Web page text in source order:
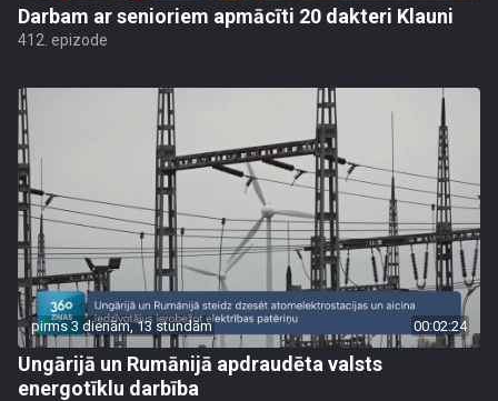
Darbam ar senioriem apmācīti 20 dakteri Klauni
412. epizode
pirms 3 dienām, 13 stundām 00:02:24
Ungārijā un Rumānijā apdraudēta valsts
energotīklu darbība